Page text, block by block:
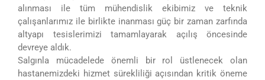
alınması ile tüm mühendislik ekibimiz ve teknik
çalışanlarımız ile birlikte inanması güç bir zaman zarfında
altyapı tesislerimizi tamamlayarak açılış öncesinde
devreye aldık.
Salgınla mücadelede önemli bir rol üstlenecek olan
hastanemizdeki hizmet sürekliliği açısından kritik öneme